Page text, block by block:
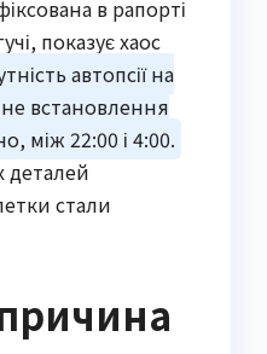
в рапорті
показує хаос
автопсії на
встановлення
між 22:00 і 4:00.
деталей
стали